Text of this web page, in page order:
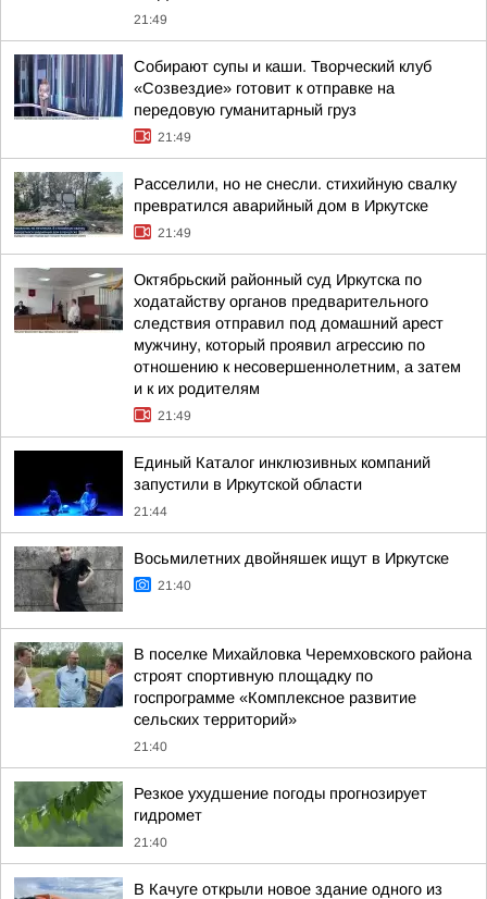
21:49
Собирают супы и каши. Творческий клуб
«Созвездие» готовит к отправке на
передовую гуманитарный груз
21:49
Расселили, но не снесли. стихийную свалку
превратился аварийный дом в Иркутске
21:49
Октябрьский районный суд Иркутска по
ходатайству органов предварительного
следствия отправил под домашний арест
мужчину, который проявил агрессию по
отношению к несовершеннолетним, а затем
и к их родителям
21:49
Единый Каталог инклюзивных компаний
запустили в Иркутской области
21:44
Восьмилетних двойняшек ищут в Иркутске
21:40
В поселке Михайловка Черемховского района
строят спортивную площадку по
госпрограмме «Комплексное развитие
сельских территорий»
21:40
Резкое ухудшение погоды прогнозирует
гидромет
21:40
В Качуге открыли новое здание одного из